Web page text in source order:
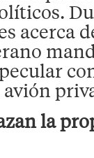
acerca
la